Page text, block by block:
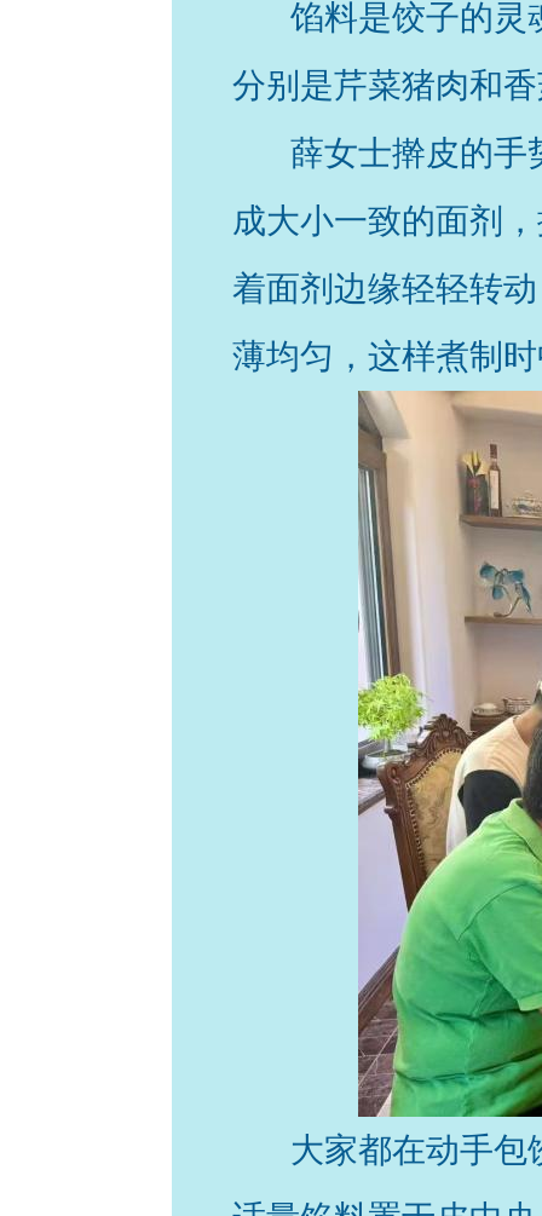
馅料是饺子的灵
分别是芹菜猪肉和
薛女士擀皮的手
成大小一致的面剂
着面剂边缘轻轻转
薄均匀，这样煮制
大家都在动手包